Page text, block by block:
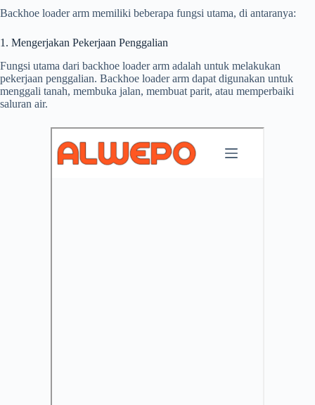
Backhoe loader arm memiliki beberapa fungsi utama, di antaranya:
1. Mengerjakan Pekerjaan Penggalian
Fungsi utama dari backhoe loader arm adalah untuk melakukan
pekerjaan penggalian. Backhoe loader arm dapat digunakan untuk
menggali tanah, membuka jalan, membuat parit, atau memperbaiki
saluran air.